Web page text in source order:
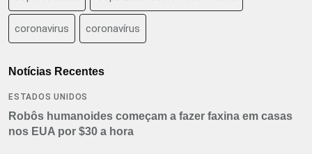
coronavirus coronavírus
Notícias Recentes
ESTADOS UNIDOS
Robôs humanoides começam a fazer faxina em casas
nos EUA por $30 a hora